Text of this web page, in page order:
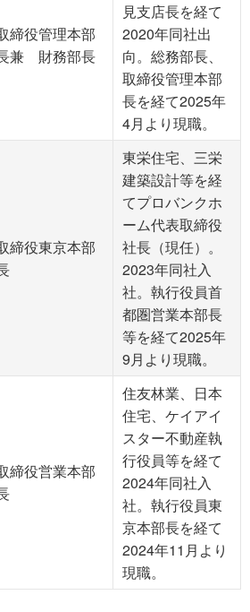
締役管理本部
兼 財務部長
見支店長を経て
2020年同社出
向。総務部長、
取締役管理本部
長を経て2025年
4月より現職。
締役東京本部
東栄住宅、三栄
建築設計等を経
てプロバンクホ
ーム代表取締役
社長（現任）。
2023年同社入
社。執行役員首
都圏営業本部長
等を経て2025年
9月より現職。
締役営業本部
住友林業、日本
住宅、ケイアイ
スター不動産執
行役員等を経て
2024年同社入
社。執行役員東
京本部長を経て
2024年11月より
現職。